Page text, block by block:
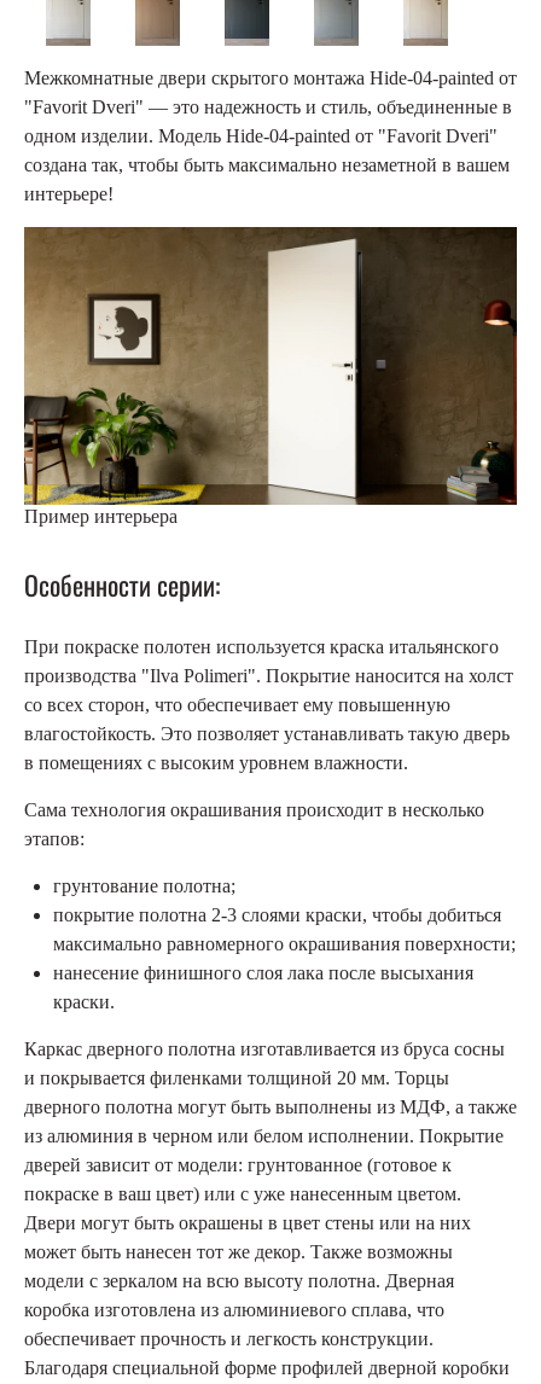
Межкомнатные двери скрытого монтажа Hide-04-painted от
"Favorit Dveri" — это надежность и стиль, объединенные в
одном изделии. Модель Hide-04-painted от "Favorit Dveri"
создана так, чтобы быть максимально незаметной в вашем
интерьере!
Пример интерьера
Особенности серии:
При покраске полотен используется краска итальянского
производства "Ilva Polimeri". Покрытие наносится на холст
со всех сторон, что обеспечивает ему повышенную
влагостойкость. Это позволяет устанавливать такую ​​дверь
в помещениях с высоким уровнем влажности.
Сама технология окрашивания происходит в несколько
этапов:
грунтование полотна;
покрытие полотна 2-3 слоями краски, чтобы добиться
максимально равномерного окрашивания поверхности;
нанесение финишного слоя лака после высыхания
краски.
Каркас дверного полотна изготавливается из бруса сосны
и покрывается филенками толщиной 20 мм. Торцы
дверного полотна могут быть выполнены из МДФ, а также
из алюминия в черном или белом исполнении. Покрытие
дверей зависит от модели: грунтованное (готовое к
покраске в ваш цвет) или с уже нанесенным цветом.
Двери могут быть окрашены в цвет стены или на них
может быть нанесен тот же декор. Также возможны
модели с зеркалом на всю высоту полотна. Дверная
коробка изготовлена из алюминиевого сплава, что
обеспечивает прочность и легкость конструкции.
Благодаря специальной форме профилей дверной коробки